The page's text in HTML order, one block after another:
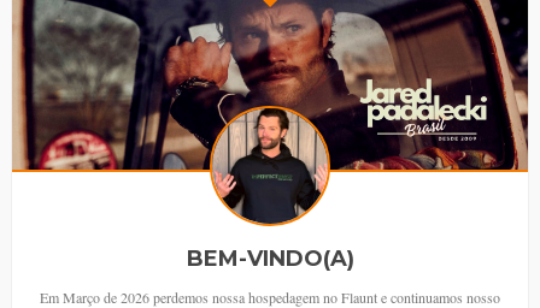
BEM-VINDO(A)
Em Março de 2026 perdemos nossa hospedagem no Flaunt e continuamos nosso